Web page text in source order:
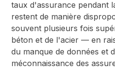
taux d'assurance pendant
restent de manière
souvent plusieurs fois
béton et de l'acier — en
du manque de données et
méconnaissance des